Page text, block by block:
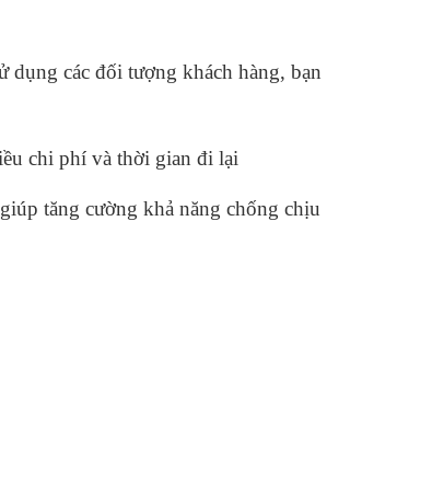
các đối tượng khách hàng, bạn
chi phí và thời gian đi lại
tăng cường khả năng chống chịu